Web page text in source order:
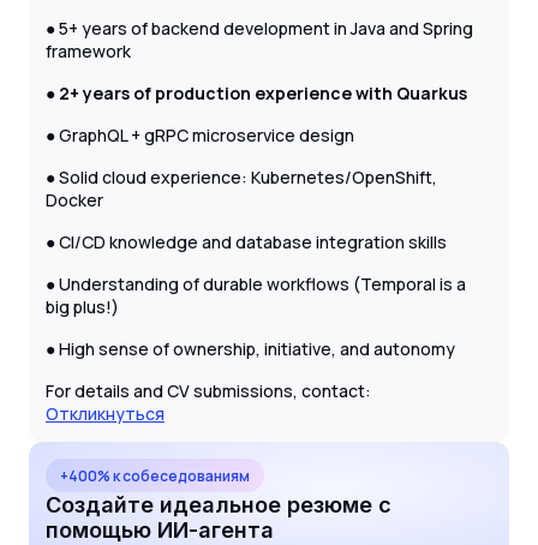
● 5+ years of backend development in Java and Spring
framework
● 2+ years of production experience with Quarkus
● GraphQL + gRPC microservice design
● Solid cloud experience: Kubernetes/OpenShift,
Docker
● CI/CD knowledge and database integration skills
● Understanding of durable workflows (Temporal is a
big plus!)
● High sense of ownership, initiative, and autonomy
For details and CV submissions, contact:
Откликнуться
+400% к собеседованиям
Создайте идеальное резюме с
помощью ИИ-агента